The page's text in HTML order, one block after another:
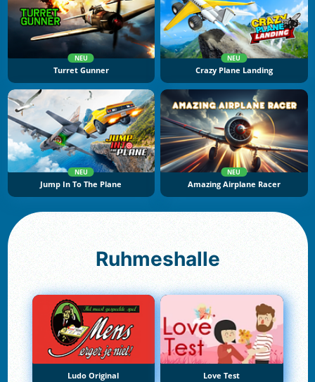
NEU
Turret Gunner
NEU
Crazy Plane Landing
NEU
Jump In To The Plane
NEU
Amazing Airplane Racer
Ruhmeshalle
Ludo Original Love Test